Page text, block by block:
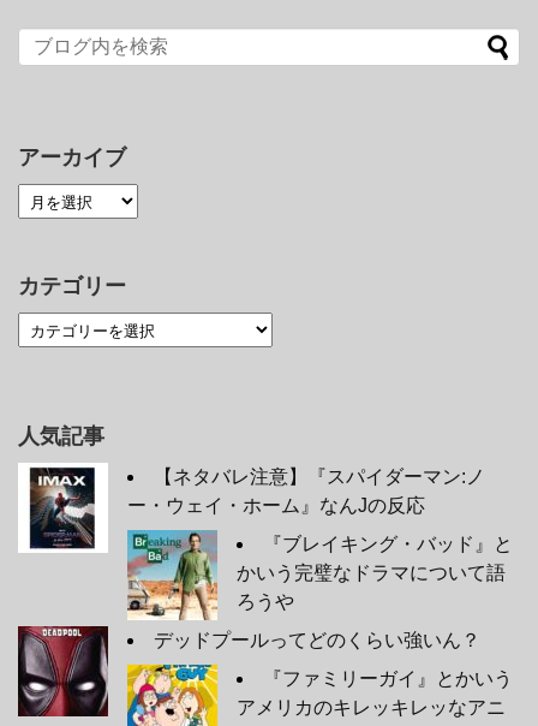
アーカイブ
カテゴリー
人気記事
【ネタバレ注意】『スパイダーマン:ノ
ー・ウェイ・ホーム』なんJの反応
『ブレイキング・バッド』と
かいう完璧なドラマについて語
ろうや
デッドプールってどのくらい強いん？
『ファミリーガイ』とかいう
アメリカのキレッキレッなアニ